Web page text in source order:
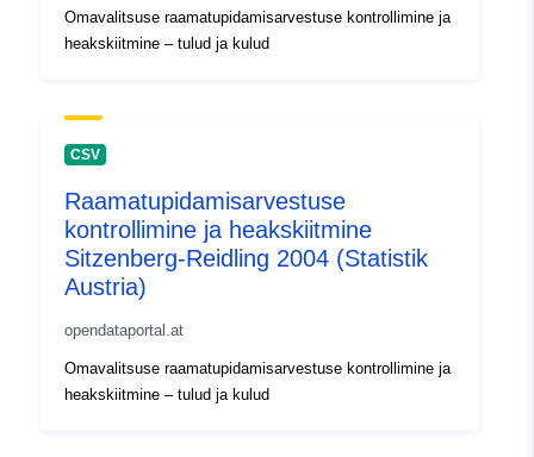
Omavalitsuse raamatupidamisarvestuse kontrollimine ja
heakskiitmine – tulud ja kulud
CSV
Raamatupidamisarvestuse
kontrollimine ja heakskiitmine
Sitzenberg-Reidling 2004 (Statistik
Austria)
opendataportal.at
Omavalitsuse raamatupidamisarvestuse kontrollimine ja
heakskiitmine – tulud ja kulud